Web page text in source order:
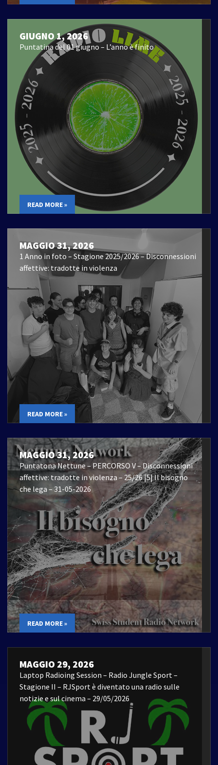
GIUGNO 1, 2026
Puntatina del 01 giugno – L’anno è finito
READ MORE »
MAGGIO 31, 2026
1 Anno in foto – Stagione 2025/2026 – Disconnessioni
affettive: tradotte in violenza
READ MORE »
MAGGIO 31, 2026
Puntatona Nettune – PERCORSO V – Disconnessioni
affettive: tradotte in violenza – 25/26 |5| Il bisogno
che lega – 31-05-2026
READ MORE »
MAGGIO 29, 2026
Laptop Radioing Session – Radio Jungle Sport –
Stagione II – RJSport è diventato una radio sulle
notizie e sul cinema – 29/05/2026